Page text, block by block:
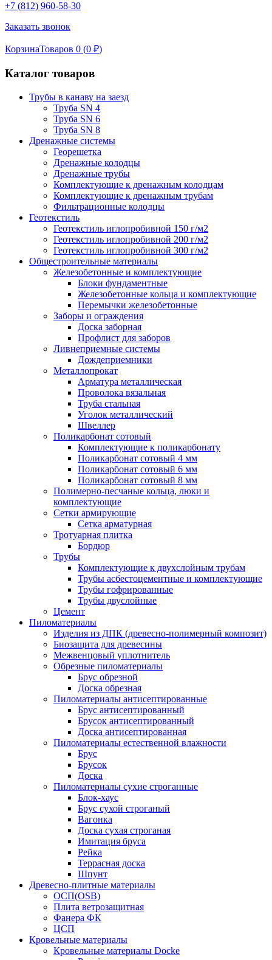
+7 (812) 960-58-30
Заказать звонок
КорзинаТоваров 0 (0 ₽)
Каталог товаров
Трубы в канаву на заезд
Труба SN 4
Труба SN 6
Труба SN 8
Дренажные системы
Георешетка
Дренажные колодцы
Дренажные трубы
Комплектующие к дренажным колодцам
Комплектующие к дренажным трубам
Фильтрационные колодцы
Геотекстиль
Геотекстиль иглопробивной 150 г/м2
Геотекстиль иглопробивной 200 г/м2
Геотекстиль иглопробивной 300 г/м2
Общестроительные материалы
Железобетонные и комплектующие
Блоки фундаментные
Железобетонные кольца и комплектующие
Перемычки железобетонные
Заборы и ограждения
Доска заборная
Профлист для заборов
Ливнеприемные системы
Дождеприемники
Металлопрокат
Арматура металлическая
Проволока вязальная
Труба стальная
Уголок металлический
Швеллер
Поликарбонат сотовый
Комплектующие к поликарбонату
Поликарбонат сотовый 4 мм
Поликарбонат сотовый 6 мм
Поликарбонат сотовый 8 мм
Полимерно-песчаные кольца, люки и
комплектующие
Сетки армирующие
Сетка арматурная
Тротуарная плитка
Бордюр
Трубы
Комплектующие к двухслойным трубам
Трубы асбестоцементные и комплектующие
Трубы гофрированные
Трубы двуслойные
Цемент
Пиломатериалы
Изделия из ДПК (древесно-полимерный композит)
Биозащита для древесины
Межвенцовый уплотнитель
Обрезные пиломатериалы
Брус обрезной
Доска обрезная
Пиломатериалы антисептированные
Брус антисептированный
Брусок антисептированный
Доска антисептированная
Пиломатериалы естественной влажности
Брус
Брусок
Доска
Пиломатериалы сухие строганные
Блок-хаус
Брус сухой строганый
Вагонка
Доска сухая строганая
Имитация бруса
Рейка
Террасная доска
Шпунт
Древесно-плитные материалы
ОСП(OSB)
Плита ветрозащитная
Фанера ФК
ЦСП
Кровельные материалы
Кровельные материалы Docke